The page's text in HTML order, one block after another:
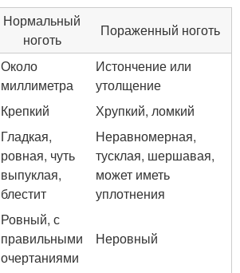
Нормальный
ноготь
Пораженный ноготь
Около
миллиметра
Истончение или
утолщение
Крепкий Хрупкий, ломкий
Гладкая,
ровная, чуть
выпуклая,
блестит
Неравномерная,
тусклая, шершавая,
может иметь
уплотнения
Ровный, с
правильными
очертаниями
Неровный